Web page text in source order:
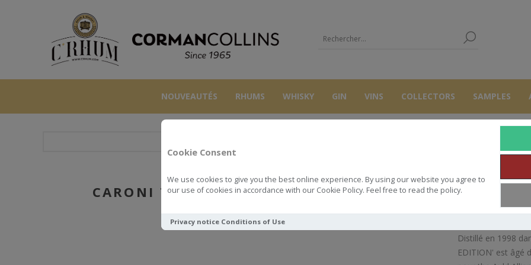
Cookie Consent
We use cookies to give you the best online experience. By using our website you agree to
our use of cookies in accordance with our Cookie Policy. Feel free to read the policy.
Privacy notice Conditions of Use
NOUVEAUTÉS RHUMS WHISKY GIN VINS COLLECTORS SAMPLES
CARONI 70 CL 52.6° 1998/2021 THE AULD ALLIANCE A
CARONI 70 CL 52.6° 1998/2021 THE AULD ALLIANCE A
Distillé en 1998
EDITION' est âgé